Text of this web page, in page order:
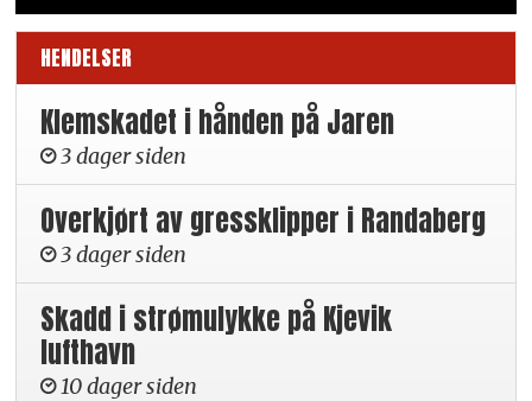
HENDELSER
Klemskadet i hånden på Jaren
3 dager siden
Overkjørt av gressklipper i Randaberg
3 dager siden
Skadd i strømulykke på Kjevik
lufthavn
10 dager siden